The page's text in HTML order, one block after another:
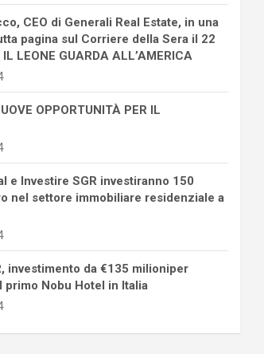
CEO di Generali Real Estate, in una
pagina sul Corriere della Sera il 22
LEONE GUARDA ALL’AMERICA
OPPORTUNITÀ PER IL
e Investire SGR investiranno 150
nel settore immobiliare residenziale a
investimento da €135 milioniper
primo Nobu Hotel in Italia